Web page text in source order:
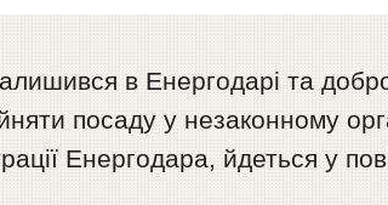
в Енергодарі та
посаду у незаконному
Енергодара, йдеться у